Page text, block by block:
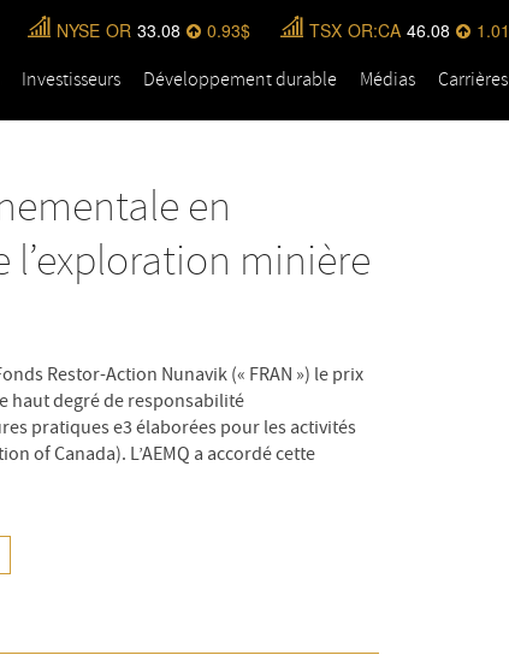
NYSE OR 33.08 0.93 TSX OR:CA 46.08 1.01
Investisseurs Développement durable Médias Carrières
en
l’exploration minière
Restor-Action Nunavik (« FRAN ») le prix
haut degré de responsabilité
pratiques e3 élaborées pour les activités
of Canada). L’AEMQ a accordé cette